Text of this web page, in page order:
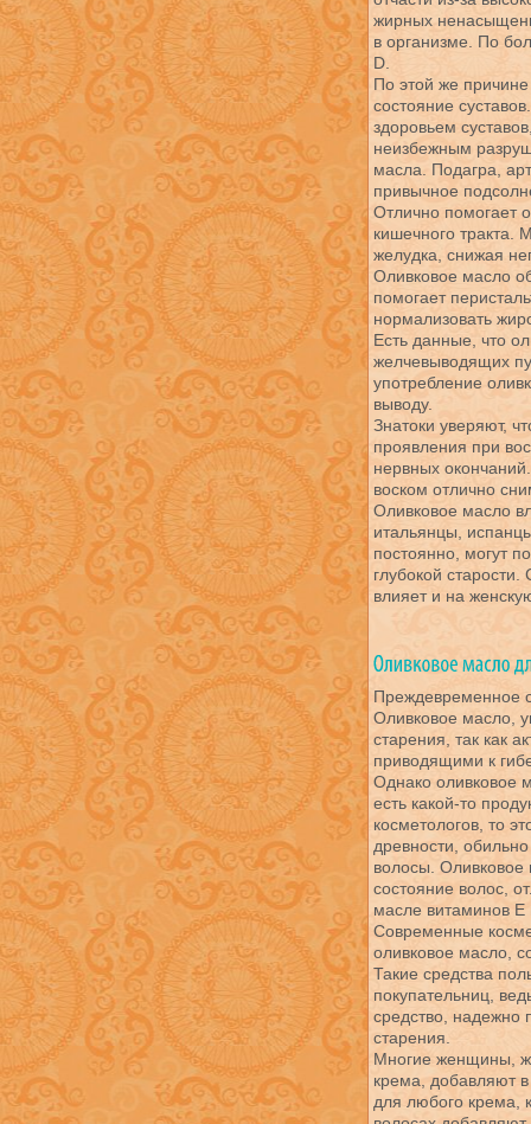
жирных
в организме. По
D.
По этой же
состояние
здоровьем
неизбежным
масла. Подагра,
привычное
Отлично помогает
кишечного тракта.
желудка, снижая
Оливковое масло
помогает
нормализовать
Есть данные, что
желчевыводящих
употребление
выводу.
Знатоки уверяют,
проявления при
нервных
воском отлично
Оливковое масло
итальянцы,
постоянно, могут
глубокой
влияет и на
Преждевременное
Оливковое масло,
старения, так как
приводящими к
Однако оливковое
есть какой-то
косметологов, то
древности,
волосы. Оливковое
состояние волос,
масле витаминов Е
Современные
оливковое масло,
Такие средства
покупательниц,
средство, надежно
старения.
Многие женщины,
крема, добавляют
для любого крема,